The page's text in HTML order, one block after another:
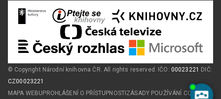
© Copyright Národní knihovna ČR. All rights reserved. IČO: 00023221 DIČ:
CZ00023221
MAPA WEBU PROHLÁŠENÍ O PŘÍSTUPNOSTI ZÁSADY POUŽÍVÁNÍ COOKIES